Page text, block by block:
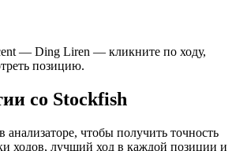
— Ding Liren — кликните по ходу,
позицию.
со Stockfish
чтобы получить точность
ходов, лучший ход в каждой позиции и